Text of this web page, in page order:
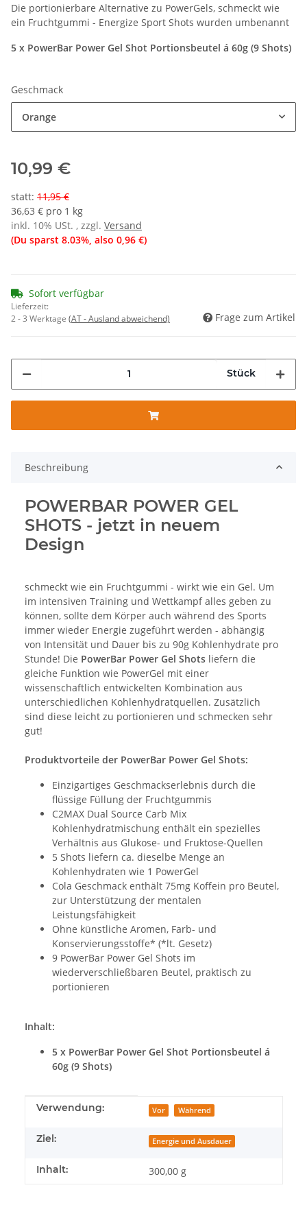
Die portionierbare Alternative zu PowerGels, schmeckt wie
ein Fruchtgummi - Energize Sport Shots wurden umbenannt
5 x PowerBar Power Gel Shot Portionsbeutel á 60g (9 Shots)
Geschmack
Orange
10,99 €
statt: 11,95 €
36,63 € pro 1 kg
inkl. 10% USt. , zzgl. Versand
(Du sparst 8.03%, also 0,96 €)
Sofort verfügbar
Lieferzeit:
2 - 3 Werktage (AT - Ausland abweichend) Frage zum Artikel
Stück
Beschreibung
POWERBAR POWER GEL
SHOTS - jetzt in neuem
Design
schmeckt wie ein Fruchtgummi - wirkt wie ein Gel. Um
im intensiven Training und Wettkampf alles geben zu
können, sollte dem Körper auch während des Sports
immer wieder Energie zugeführt werden - abhängig
von Intensität und Dauer bis zu 90g Kohlenhydrate pro
Stunde! Die PowerBar Power Gel Shots liefern die
gleiche Funktion wie PowerGel mit einer
wissenschaftlich entwickelten Kombination aus
unterschiedlichen Kohlenhydratquellen. Zusätzlich
sind diese leicht zu portionieren und schmecken sehr
gut!
Produktvorteile der PowerBar Power Gel Shots:
Einzigartiges Geschmackserlebnis durch die
flüssige Füllung der Fruchtgummis
C2MAX Dual Source Carb Mix
Kohlenhydratmischung enthält ein spezielles
Verhältnis aus Glukose- und Fruktose-Quellen
5 Shots liefern ca. dieselbe Menge an
Kohlenhydraten wie 1 PowerGel
Cola Geschmack enthält 75mg Koffein pro Beutel,
zur Unterstützung der mentalen
Leistungsfähigkeit
Ohne künstliche Aromen, Farb- und
Konservierungsstoffe* (*lt. Gesetz)
9 PowerBar Power Gel Shots im
wiederverschließbaren Beutel, praktisch zu
portionieren
Inhalt:
5 x PowerBar Power Gel Shot Portionsbeutel á
60g (9 Shots)
Produkteigenschaft
Wert
Verwendung: Vor Während
Ziel: Energie und Ausdauer
Inhalt: 300,00 g